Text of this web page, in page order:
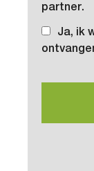
partner.
Ja, ik